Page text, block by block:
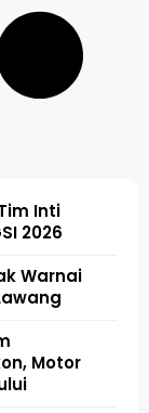
Inti
2026
Warnai
Motor